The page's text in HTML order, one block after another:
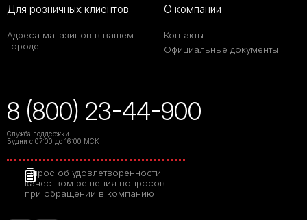
Для розничных клиентов
Адреса магазинов в вашем
городе
О компании
Контакты
Официальные документы
8 (800) 23-44-900
Служба поддержки
Будни с 07:00 до 16:00 МСК
Опрос об удовлетворенности
качеством решения вопросов
при обращении в компанию